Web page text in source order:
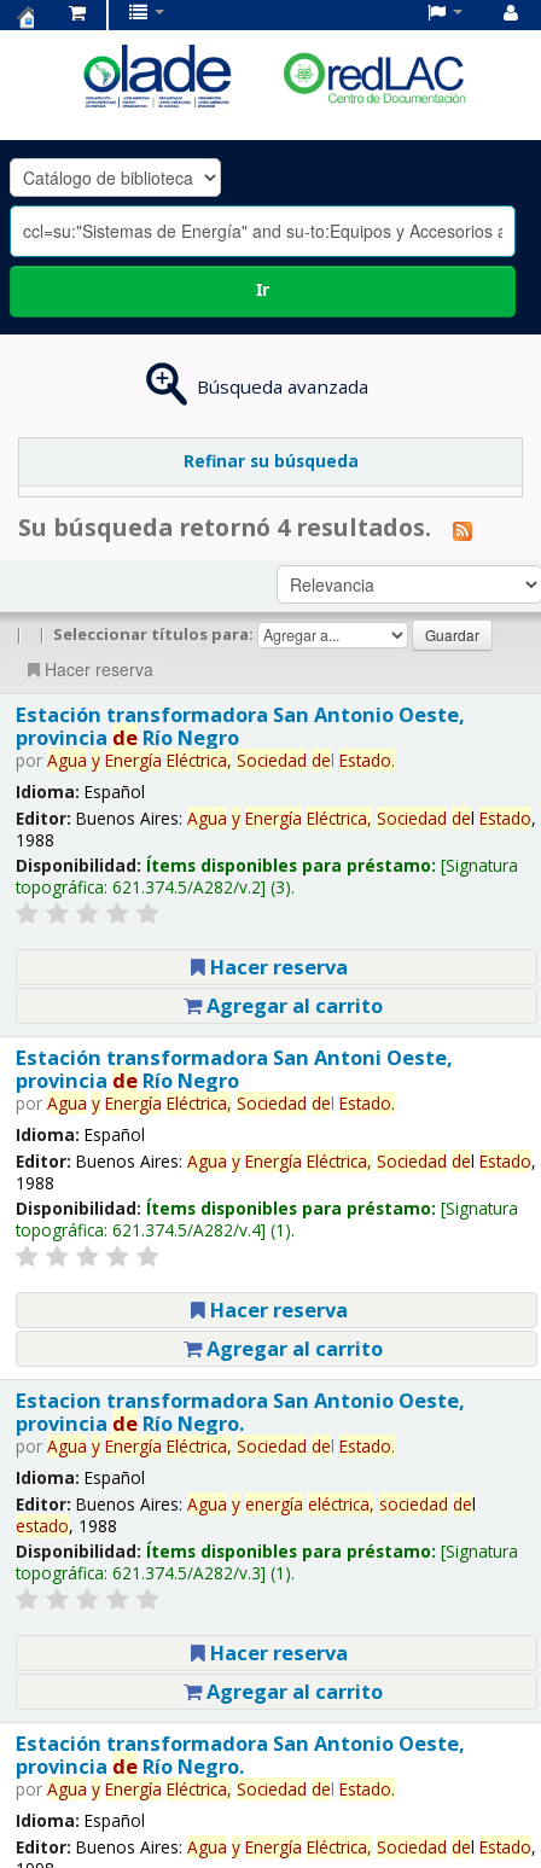
OLADE
-
Ir
Búsqueda avanzada
Refinar su búsqueda
Su búsqueda retornó 4 resultados.
| | Seleccionar títulos para:
Hacer reserva
Estación transformadora San Antonio Oeste,
provincia deRío Negro
por Agua y Energía Eléctrica, Sociedad del Estado.
Idioma: Español
Editor: Buenos Aires: Agua y Energía Eléctrica, Sociedad del Estado,
1988
Disponibilidad: Ítems disponibles para préstamo: Signatura
topográfica: 621.374.5/A282/v.2 (3).
Hacer reserva
Agregar al carrito
Estación transformadora San Antoni Oeste,
provincia deRío Negro
por Agua y Energía Eléctrica, Sociedad del Estado.
Idioma: Español
Editor: Buenos Aires: Agua y Energía Eléctrica, Sociedad del Estado,
1988
Disponibilidad: Ítems disponibles para préstamo: Signatura
topográfica: 621.374.5/A282/v.4 (1).
Hacer reserva
Agregar al carrito
Estacion transformadora San Antonio Oeste,
provincia deRío Negro.
por Agua y Energía Eléctrica, Sociedad del Estado.
Idioma: Español
Editor: Buenos Aires: Agua y energía eléctrica, sociedad del
estado, 1988
Disponibilidad: Ítems disponibles para préstamo: Signatura
topográfica: 621.374.5/A282/v.3 (1).
Hacer reserva
Agregar al carrito
Estación transformadora San Antonio Oeste,
provincia deRío Negro.
por Agua y Energía Eléctrica, Sociedad del Estado.
Idioma: Español
Editor: Buenos Aires: Agua y Energía Eléctrica, Sociedad del Estado,